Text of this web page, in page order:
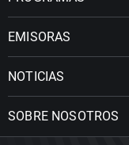
EMISORAS
NOTICIAS
SOBRE NOSOTROS